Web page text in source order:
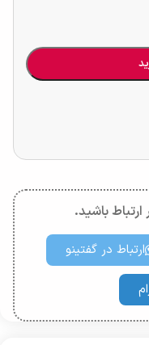
باشید.
ارتباط در گفتینو